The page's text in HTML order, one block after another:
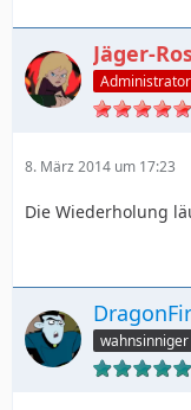
Jäger-
Administrator
8. März 2014 um 17:23
Die Wiederholung